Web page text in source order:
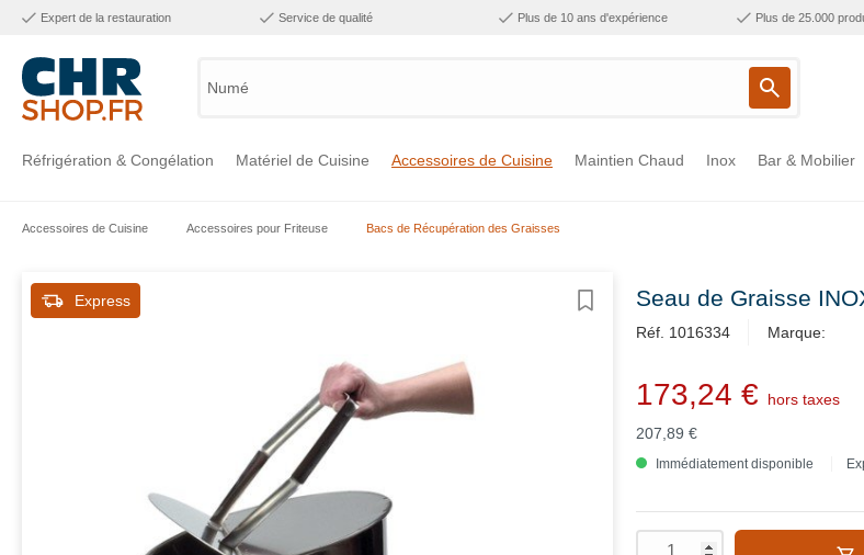
Expert de la restauration Service de qualité Plus de 10 ans d'expérience Plus de 25.000
Numéro d'
Réfrigération & Congélation Matériel de Cuisine Accessoires de Cuisine Maintien Chaud Inox Bar & Mobilier
Accessoires de Cuisine Accessoires pour Friteuse Bacs de Récupération des Graisses
Express Seau de Graisse
Réf. 1016334 Marque:
173,24 €
hors taxes
207,89 €
Immédiatement disponible